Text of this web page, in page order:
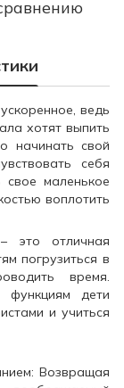
ведь
хотят выпить
начинать свой
себя
маленькое
воплотить
это отличная
погрузиться в
время.
функциям дети
и учиться
Возвращая